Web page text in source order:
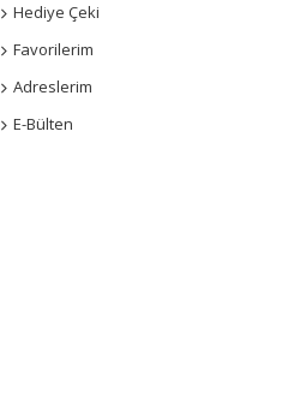
Hediye Çeki
Favorilerim
Adreslerim
E-Bülten